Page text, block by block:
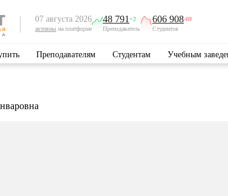
07 августа 2026
активны на платформе
48 791 +2
Преподаватель
606 908-69
Студентов
Преподавателям Студентам Учебным